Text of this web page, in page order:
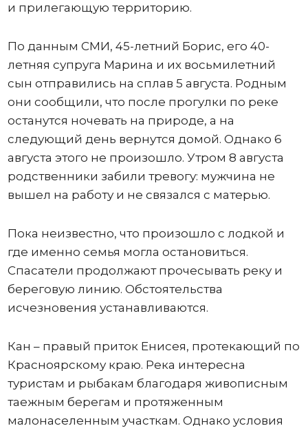
и прилегающую территорию.
По данным СМИ, 45-летний Борис, его 40-
летняя супруга Марина и их восьмилетний
сын отправились на сплав 5 августа. Родным
они сообщили, что после прогулки по реке
останутся ночевать на природе, а на
следующий день вернутся домой. Однако 6
августа этого не произошло. Утром 8 августа
родственники забили тревогу: мужчина не
вышел на работу и не связался с матерью.
Пока неизвестно, что произошло с лодкой и
где именно семья могла остановиться.
Спасатели продолжают прочесывать реку и
береговую линию. Обстоятельства
исчезновения устанавливаются.
Кан – правый приток Енисея, протекающий по
Красноярскому краю. Река интересна
туристам и рыбакам благодаря живописным
таежным берегам и протяженным
малонаселенным участкам. Однако условия